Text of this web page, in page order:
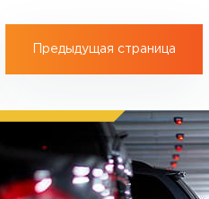
Предыдущая страница